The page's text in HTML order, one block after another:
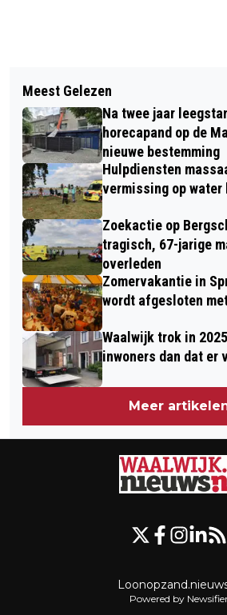
POLITIE ZOEKT
BAKWAGEN NA
MOTORRIJDER BIJ
HANS EN NELY DRAGEN
PICOKRIE OVER AAN
BUNING
Meest Gelezen
Na twee jaar
horecapand op de
nieuwe bestemming
Hulpdiensten
vermissing op water
Zoekactie op
tragisch, 67-jarige
overleden
Zomervakantie in
wordt afgesloten
Waalwijk trok in
inwoners dan dat er
Meer
Powered by